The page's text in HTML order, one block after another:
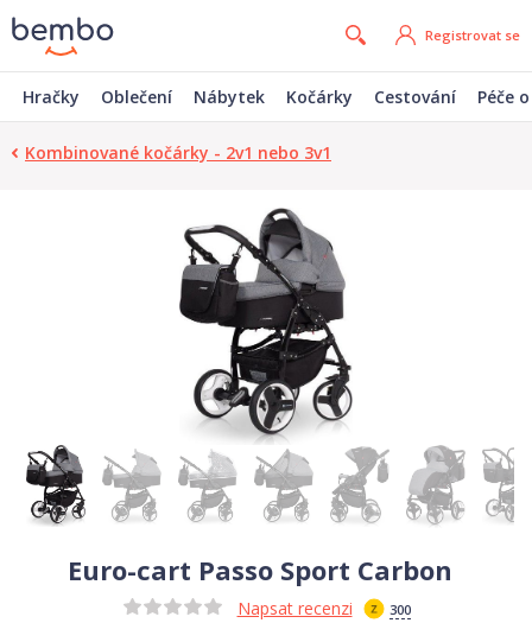
Registrovat se
Hračky Oblečení Nábytek Kočárky Cestování Péče
Kombinované kočárky - 2v1 nebo 3v1
Euro-cart Passo Sport Carbon
Napsat recenzi 300